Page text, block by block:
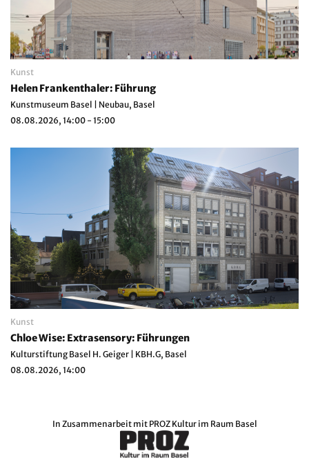
Kunst
Helen Frankenthaler: Führung
Kunstmuseum Basel | Neubau, Basel
08.08.2026, 14:00 - 15:00
Kunst
Chloe Wise: Extrasensory: Führungen
Kulturstiftung Basel H. Geiger | KBH.G, Basel
08.08.2026, 14:00
In Zusammenarbeit mit PROZ Kultur im Raum Basel